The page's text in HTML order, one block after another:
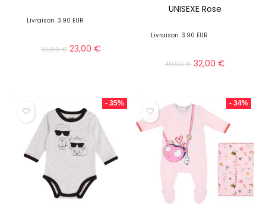
Livraison 3.90 EUR
35,00€ 23,00 €
UNISEXE Rose
Livraison 3.90 EUR
49,00€ 32,00€
- 35% - 34%